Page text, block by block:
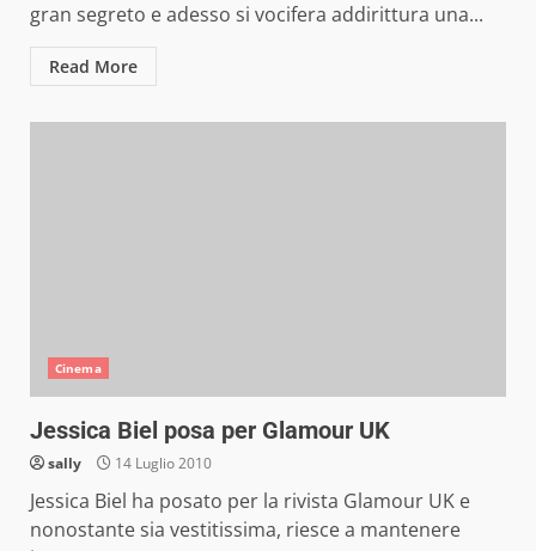
gran segreto e adesso si vocifera addirittura una...
Read More
Cinema
Jessica Biel posa per Glamour UK
sally 14 Luglio 2010
Jessica Biel ha posato per la rivista Glamour UK e
nonostante sia vestitissima, riesce a mantenere